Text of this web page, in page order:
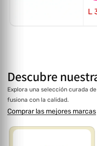
L
Descubre
Explora una selección curada
fusiona con la calidad.
Comprar las mejores marcas